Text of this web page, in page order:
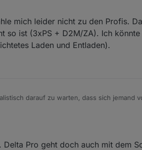
Messages komplett technisches
:)
ich mich freuen. VG, Stefan
mich leider nicht zu den Profis.
so ist (3xPS + D2M/ZA). Ich
Laden und Entladen).
darauf zu warten, dass sich jemand
Messages komplett technisches
Delta Pro geht doch auch mit dem